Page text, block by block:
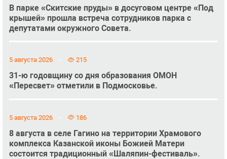
В парке «Скитские пруды» в досуговом центре «Под
крышей» прошла встреча сотрудников парка с
депутатами окружного Совета.
5 августа 2026 215
31-ю годовщину со дня образования ОМОН
«Пересвет» отметили в Подмосковье.
5 августа 2026 186
8 августа в селе Гагино на территории Храмового
комплекса Казанской иконы Божией Матери
состоится традиционный «Шаляпин-фестиваль».